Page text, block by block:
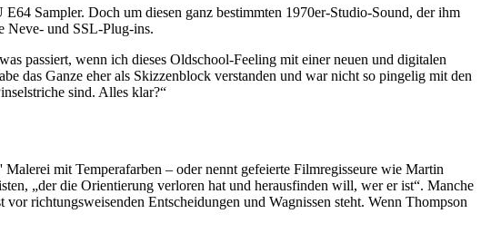
Sampler. Doch um diesen ganz bestimmten 1970er-Studio-Sound, der ihm
Neve- und SSL-Plug-ins.
passiert, wenn ich dieses Oldschool-Feeling mit einer neuen und digitalen
das Ganze eher als Skizzenblock verstanden und war nicht so pingelig mit den
sind. Alles klar?“
mit Temperafarben – oder nennt gefeierte Filmregisseure wie Martin
„der die Orientierung verloren hat und herausfinden will, wer er ist“. Manche
richtungsweisenden Entscheidungen und Wagnissen steht. Wenn Thompson